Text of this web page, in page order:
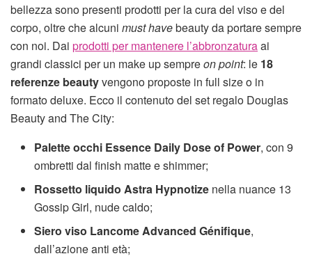
bellezza sono presenti prodotti per la cura del viso e del
corpo, oltre che alcuni must havebeauty da portare sempre
con noi. Dai prodotti per mantenere l’abbronzaturaai
grandi classici per un make up sempreon point: le 18
referenze beautyvengono proposte in full size o in
formato deluxe. Ecco il contenuto del set regalo Douglas
Beauty and The City:
Palette occhi Essence Daily Dose of Power, con 9
ombretti dal finish matte e shimmer;
Rossetto liquido Astra Hypnotize nella nuance 13
Gossip Girl, nude caldo;
Siero viso Lancome Advanced Génifique,
dall’azione anti età;